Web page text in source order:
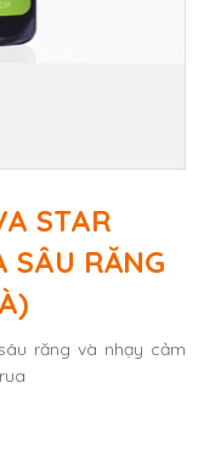
STAR
SÂU RĂNG
răng và nhạy cảm